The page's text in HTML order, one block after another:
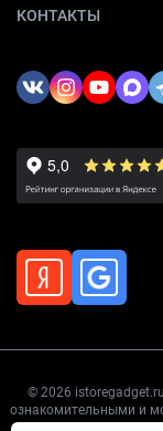
КОНТАКТЫ
© 2026
ознакомительными и